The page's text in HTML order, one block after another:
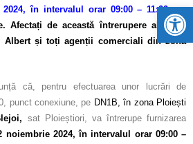
apă
în intervalul orar 09:00 – 11:00,cu
Afectați de această întrerupere abonații
Albert și toți agenții comerciali din zona
că, pentru efectuarea unor lucrări de
punct conexiune, pe DN1B, în zona Ploiești
sat Ploieștiori, va întrerupe furnizarea
noiembrie 2024, în intervalul orar 09:00 –